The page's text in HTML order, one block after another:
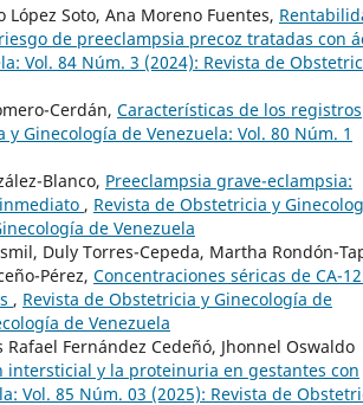
Soto, Ana Moreno Fuentes,
de preeclampsia precoz tratadas con
Vol. 84 Núm. 3 (2024): Revista de
Cerdán, Características de los registros
y Ginecología de Venezuela: Vol. 80 Núm. 1
Blanco, Preeclampsia grave-eclampsia:
, Revista de Obstetricia y
de Venezuela
Duly Torres-Cepeda, Martha Rondón-
Pérez, Concentraciones séricas de CA-
, Revista de Obstetricia y Ginecología de
de Venezuela
Fernández Cedeñó, Jhonnel Oswaldo
y la proteinuria en gestantes con
Vol. 85 Núm. 03 (2025): Revista de